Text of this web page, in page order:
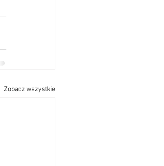
Zobacz wszystkie